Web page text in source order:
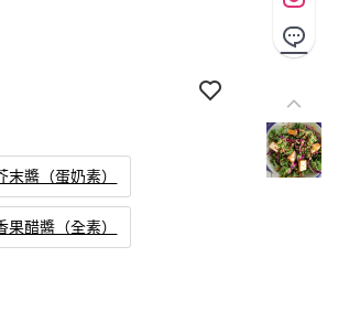
末醬（蛋奶素）
果醋醬（全素）